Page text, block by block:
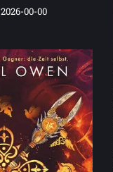
2026-00-00